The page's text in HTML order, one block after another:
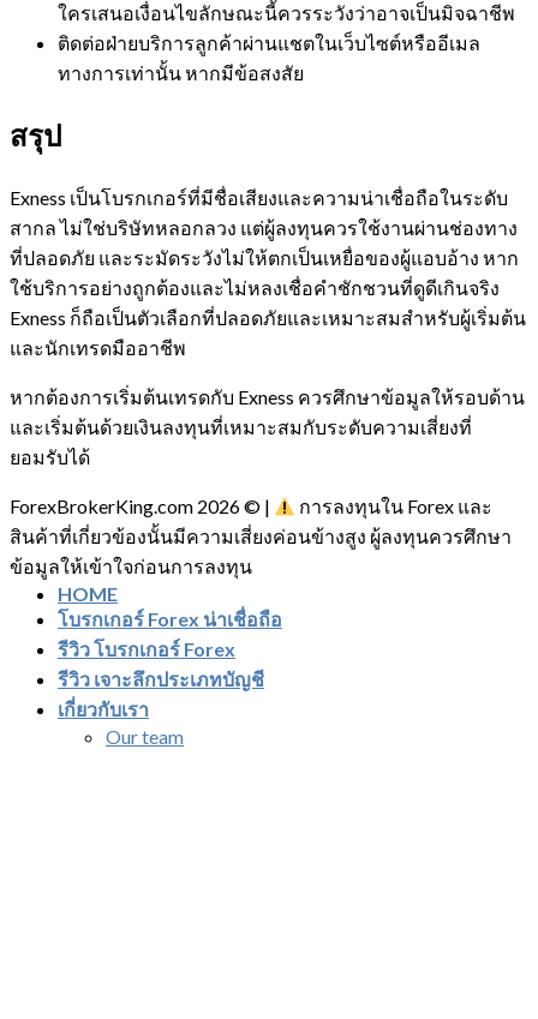
ใครเสนอเงื่อนไขลักษณะนี้ควรระวังว่าอาจเป็นมิจฉาชีพ
ติดต่อฝ่ายบริการลูกค้าผ่านแชตในเว็บไซต์หรืออีเมล
ทางการเท่านั้น หากมีข้อสงสัย
สรุป
Exness เป็นโบรกเกอร์ที่มีชื่อเสียงและความน่าเชื่อถือในระดับ
สากล ไม่ใช่บริษัทหลอกลวง แต่ผู้ลงทุนควรใช้งานผ่านช่องทาง
ที่ปลอดภัย และระมัดระวังไม่ให้ตกเป็นเหยื่อของผู้แอบอ้าง หาก
ใช้บริการอย่างถูกต้องและไม่หลงเชื่อคำชักชวนที่ดูดีเกินจริง
Exness ก็ถือเป็นตัวเลือกที่ปลอดภัยและเหมาะสมสำหรับผู้เริ่มต้น
และนักเทรดมืออาชีพ
หากต้องการเริ่มต้นเทรดกับ Exness ควรศึกษาข้อมูลให้รอบด้าน
และเริ่มต้นด้วยเงินลงทุนที่เหมาะสมกับระดับความเสี่ยงที่
ยอมรับได้
ForexBrokerKing.com 2026 © |
การลงทุนใน Forex และ
สินค้าที่เกี่ยวข้องนั้นมีความเสี่ยงค่อนข้างสูง ผู้ลงทุนควรศึกษา
ข้อมูลให้เข้าใจก่อนการลงทุน
HOME
โบรกเกอร์ Forex น่าเชื่อถือ
รีวิว โบรกเกอร์ Forex
รีวิว เจาะลึกประเภทบัญชี
เกี่ยวกับเรา
Our team